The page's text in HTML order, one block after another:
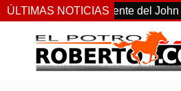
ÚLTIMAS NOTICIAS
el más consistente del John